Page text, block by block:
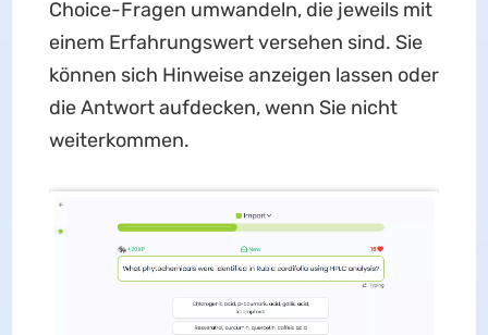
Choice-Fragen umwandeln, die jeweils mit
einem Erfahrungswert versehen sind. Sie
können sich Hinweise anzeigen lassen oder
die Antwort aufdecken, wenn Sie nicht
weiterkommen.